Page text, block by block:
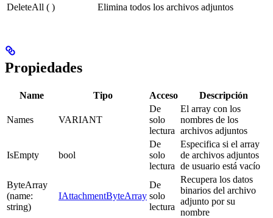
DeleteAll ( )
Elimina todos los archivos adjuntos
Propiedades
Name Tipo Acceso Descripción
Names VARIANT
De
solo
lectura
El array con los
nombres de los
archivos adjuntos
IsEmpty bool
De
solo
lectura
Especifica si el array
de archivos adjuntos
de usuario está vacío
ByteArray
(name:
string)
IAttachmentByteArray
De
solo
lectura
Recupera los datos
binarios del archivo
adjunto por su
nombre